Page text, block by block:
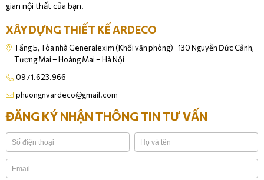
gian nội thất của bạn.
XÂY DỰNG THIẾT KẾ ARDECO
Tầng 5, Tòa nhà Generalexim (Khối văn phòng) -130 Nguyễn Đức Cảnh,
Tương Mai – Hoàng Mai – Hà Nội
0971.623.966
phuongnvardeco@gmail.com
ĐĂNG KÝ NHẬN THÔNG TIN TƯ VẤN